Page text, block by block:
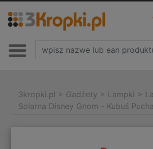
3kropki.pl > Gadżety > Lampki >
Solarna Disney Gnom - Kubuś